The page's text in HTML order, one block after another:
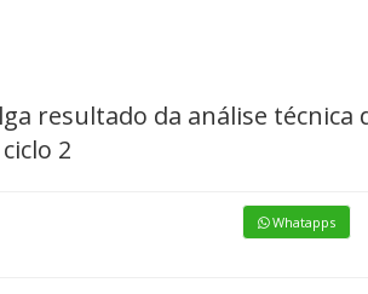
resultado da análise técnica
2
Whatapps